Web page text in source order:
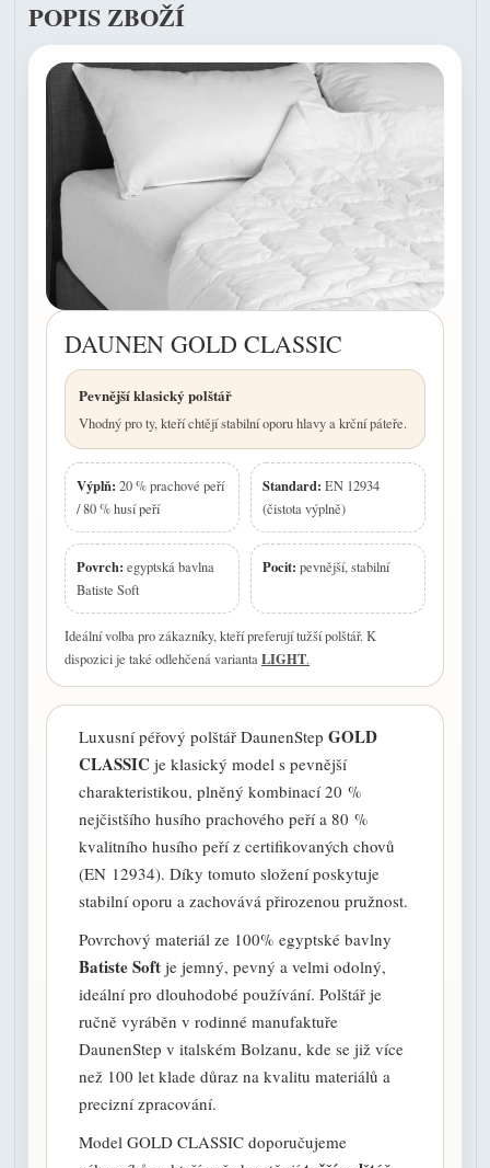
POPIS ZBOŽÍ
DAUNEN GOLD CLASSIC
Pevnější klasický polštář
Vhodný pro ty, kteří chtějí stabilní oporu hlavy a krční páteře.
Výplň: 20 % prachové peří
/ 80 % husí peří
Standard: EN 12934
(čistota výplně)
Povrch: egyptská bavlna
Batiste Soft
Pocit: pevnější, stabilní
Ideální volba pro zákazníky, kteří preferují tužší polštář. K
dispozici je také odlehčená variantaLIGHT.
Luxusní péřový polštář DaunenStep GOLD
CLASSIC je klasický model s pevnější
charakteristikou, plněný kombinací 20 %
nejčistšího husího prachového peří a 80 %
kvalitního husího peří z certifikovaných chovů
(EN 12934). Díky tomuto složení poskytuje
stabilní oporu a zachovává přirozenou pružnost.
Povrchový materiál ze 100% egyptské bavlny
Batiste Softje jemný, pevný a velmi odolný,
ideální pro dlouhodobé používání. Polštář je
ručně vyráběn v rodinné manufaktuře
DaunenStep v italském Bolzanu, kde se již více
než 100 let klade důraz na kvalitu materiálů a
precizní zpracování.
Model GOLD CLASSIC doporučujeme